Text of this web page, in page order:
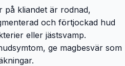
på kliandet är rodnad,
och förtjockad hud
eller jästsvamp.
ge magbesvär som